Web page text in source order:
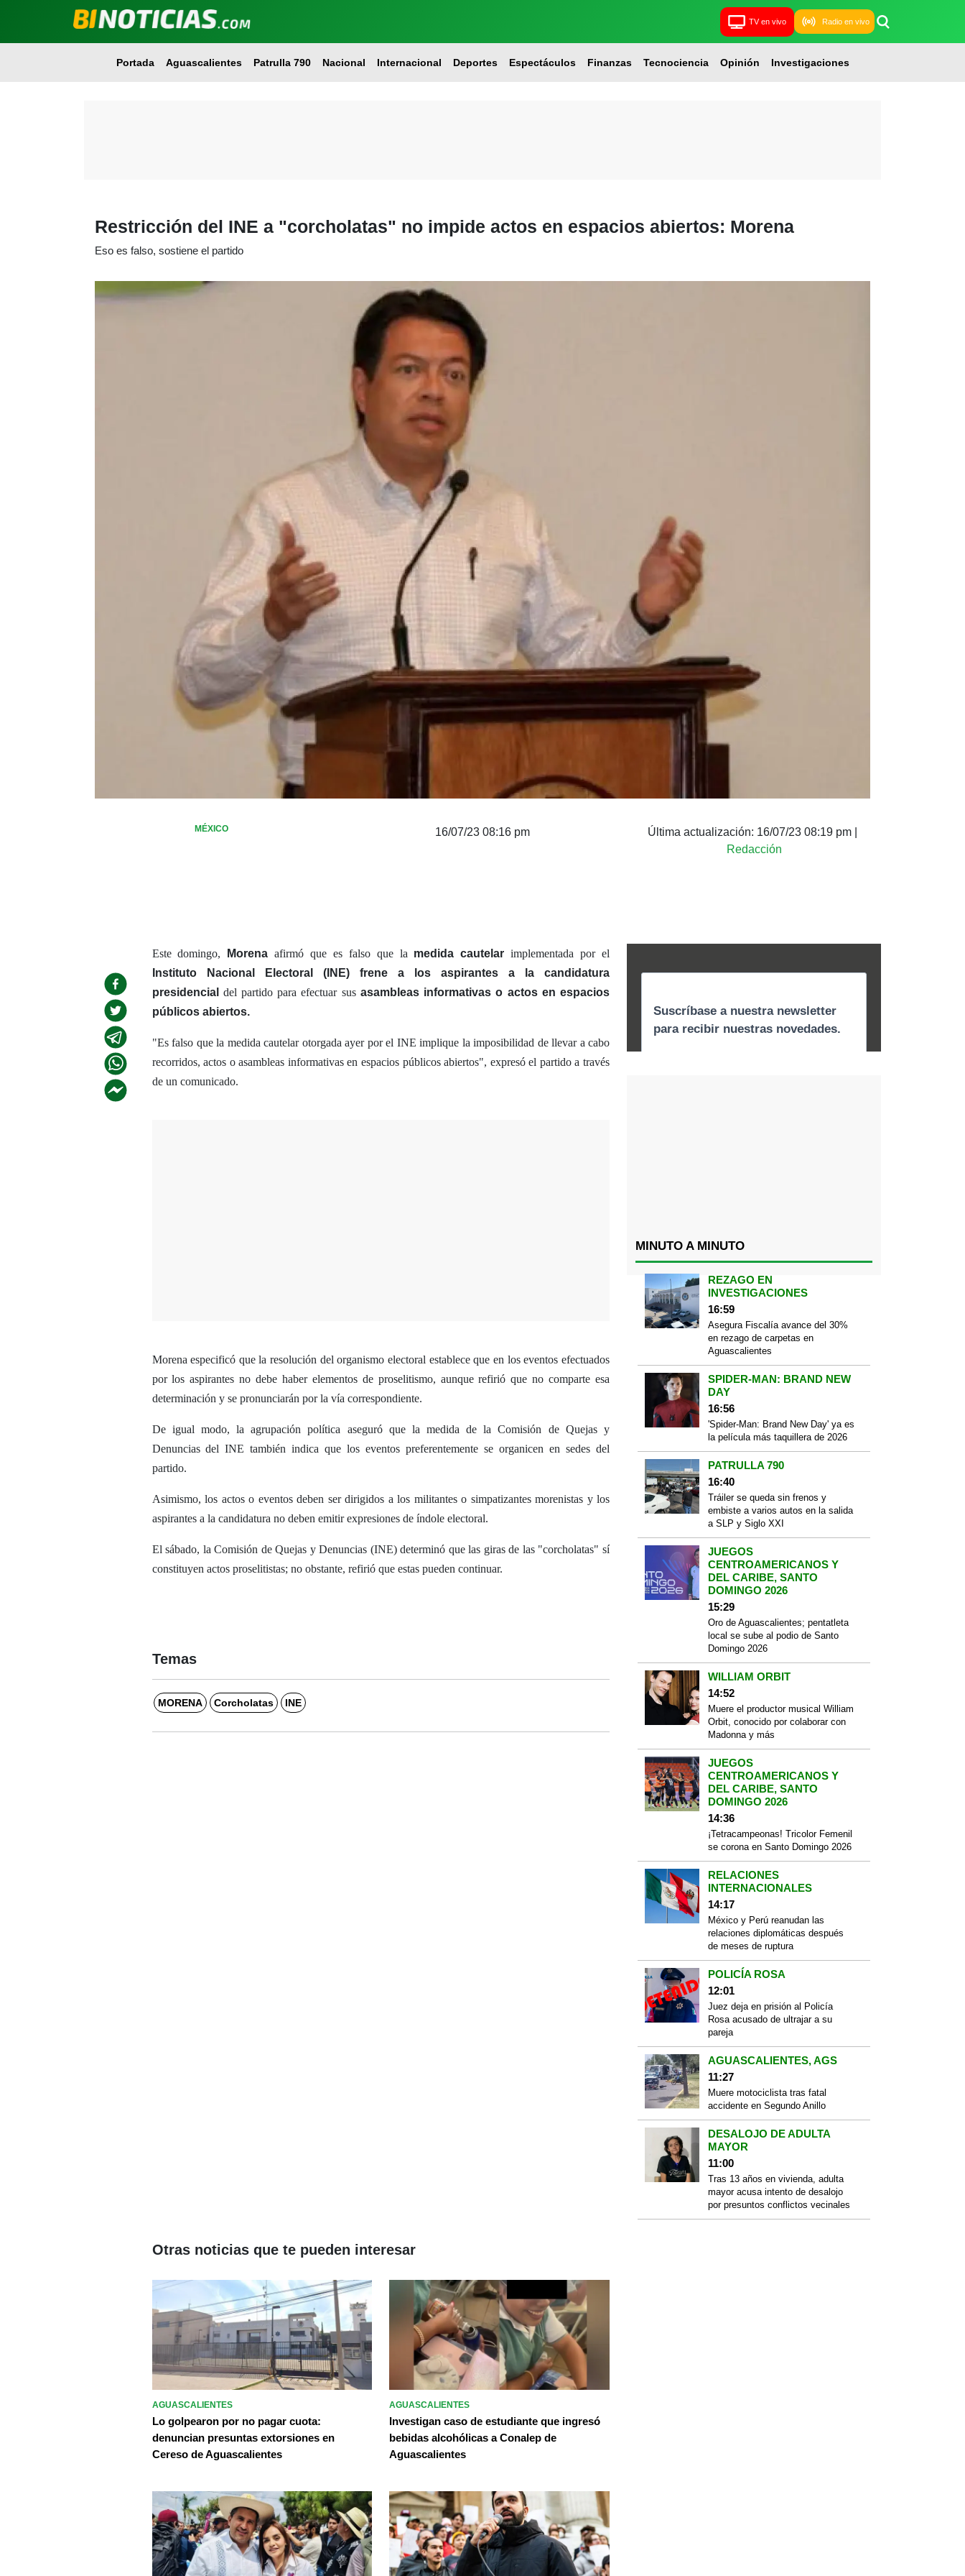
TV en vivo Radio en vivo
Portada Aguascalientes Patrulla 790 Nacional Internacional Deportes Espectáculos Finanzas Tecnociencia Opinión Investigaciones
Restricción del INE a "corcholatas" no impide actos en espacios abiertos: Morena
Eso es falso, sostiene el partido
MÉXICO 16/07/23 08:16 pm Última actualización: 16/07/23 08:19 pm
Redacción
Este domingo, Morenaafirmó que es falso que la medida cautelar implementada por el
Instituto Nacional Electoral (INE)
frene a los aspirantes a la candidatura
presidencial del partido para efectuar sus asambleas informativas o actos en espacios
públicos abiertos.
"Es falso que la medida cautelar otorgada ayer por el INE implique la imposibilidad de llevar a cabo
recorridos, actos o asambleas informativas en espacios públicos abiertos", expresó el partido a través
de un comunicado.
Morena especificó que la resolución del organismo electoral establece que en los eventos efectuados
por los aspirantes no debe haber elementos de proselitismo, aunque refirió que no comparte esa
determinación y se pronunciarán por la vía correspondiente.
De igual modo, la agrupación política aseguró que la medida de la Comisión de Quejas y
Denuncias del INE también indica que los eventos preferentemente se organicen en sedes del
partido.
Asimismo, los actos o eventos deben ser dirigidos a los militantes o simpatizantes morenistas y los
aspirantes a la candidatura no deben emitir expresiones de índole electoral.
El sábado, la Comisión de Quejas y Denuncias (INE) determinó que las giras de las "corcholatas" sí
constituyen actos proselitistas; no obstante, refirió que estas pueden continuar.
Temas
MORENA Corcholatas INE
MINUTO A MINUTO
REZAGO EN
INVESTIGACIONES
16:59
Asegura Fiscalía avance del 30%
en rezago de carpetas en
Aguascalientes
SPIDER-MAN: BRAND NEW
DAY
16:56
'Spider-Man: Brand New Day' ya es
la película más taquillera de 2026
PATRULLA 790
16:40
Tráiler se queda sin frenos y
embiste a varios autos en la salida
a SLP y Siglo XXI
JUEGOS
CENTROAMERICANOS Y
DEL CARIBE, SANTO
DOMINGO 2026
15:29
Oro de Aguascalientes; pentatleta
local se sube al podio de Santo
Domingo 2026
WILLIAM ORBIT
14:52
Muere el productor musical William
Orbit, conocido por colaborar con
Madonna y más
JUEGOS
CENTROAMERICANOS Y
DEL CARIBE, SANTO
DOMINGO 2026
14:36
¡Tetracampeonas! Tricolor Femenil
se corona en Santo Domingo 2026
RELACIONES
INTERNACIONALES
14:17
México y Perú reanudan las
relaciones diplomáticas después
de meses de ruptura
POLICÍA ROSA
12:01
Juez deja en prisión al Policía
Rosa acusado de ultrajar a su
pareja
AGUASCALIENTES, AGS
11:27
Muere motociclista tras fatal
accidente en Segundo Anillo
DESALOJO DE ADULTA
MAYOR
11:00
Tras 13 años en vivienda, adulta
mayor acusa intento de desalojo
por presuntos conflictos vecinales
Otras noticias que te pueden interesar
AGUASCALIENTES
Lo golpearon por no pagar cuota:
denuncian presuntas extorsiones en
Cereso de Aguascalientes
AGUASCALIENTES
Investigan caso de estudiante que ingresó
bebidas alcohólicas a Conalep de
Aguascalientes